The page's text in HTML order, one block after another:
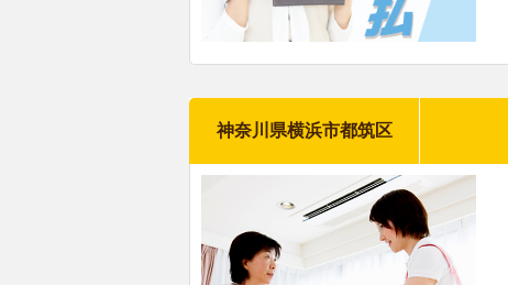
神奈川県横浜市都筑区